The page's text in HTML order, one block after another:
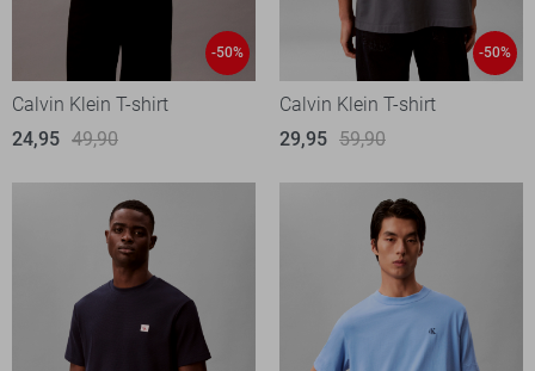
-50%
Calvin Klein T-shirt
24,95 49,90
-50%
Calvin Klein T-shirt
29,95 59,90